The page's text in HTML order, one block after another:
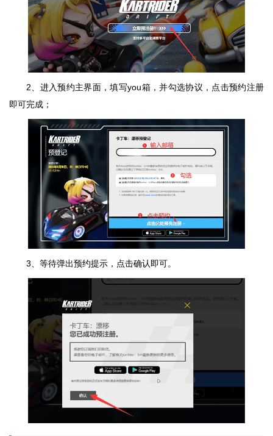
2、进入预约主界面，填写you箱，并勾选协议，点击预约注册
即可完成；
3、等待弹出预约提示，点击确认即可。